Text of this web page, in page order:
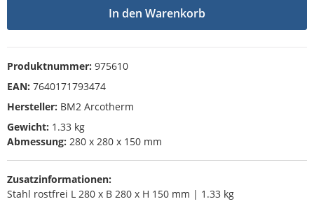
In den Warenkorb
Produktnummer: 975610
EAN: 7640171793474
Hersteller: BM2 Arcotherm
Gewicht: 1.33 kg
Abmessung: 280 x 280 x 150 mm
Zusatzinformationen:
Stahl rostfrei L 280 x B 280 x H 150 mm | 1.33 kg